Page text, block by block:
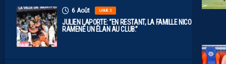
6 Août LIGUE 2
JULIEN LAPORTE: “EN RESTANT, LA FAMILLE NICOLLIN A
RAMENÉ UN ÉLAN AU CLUB.”